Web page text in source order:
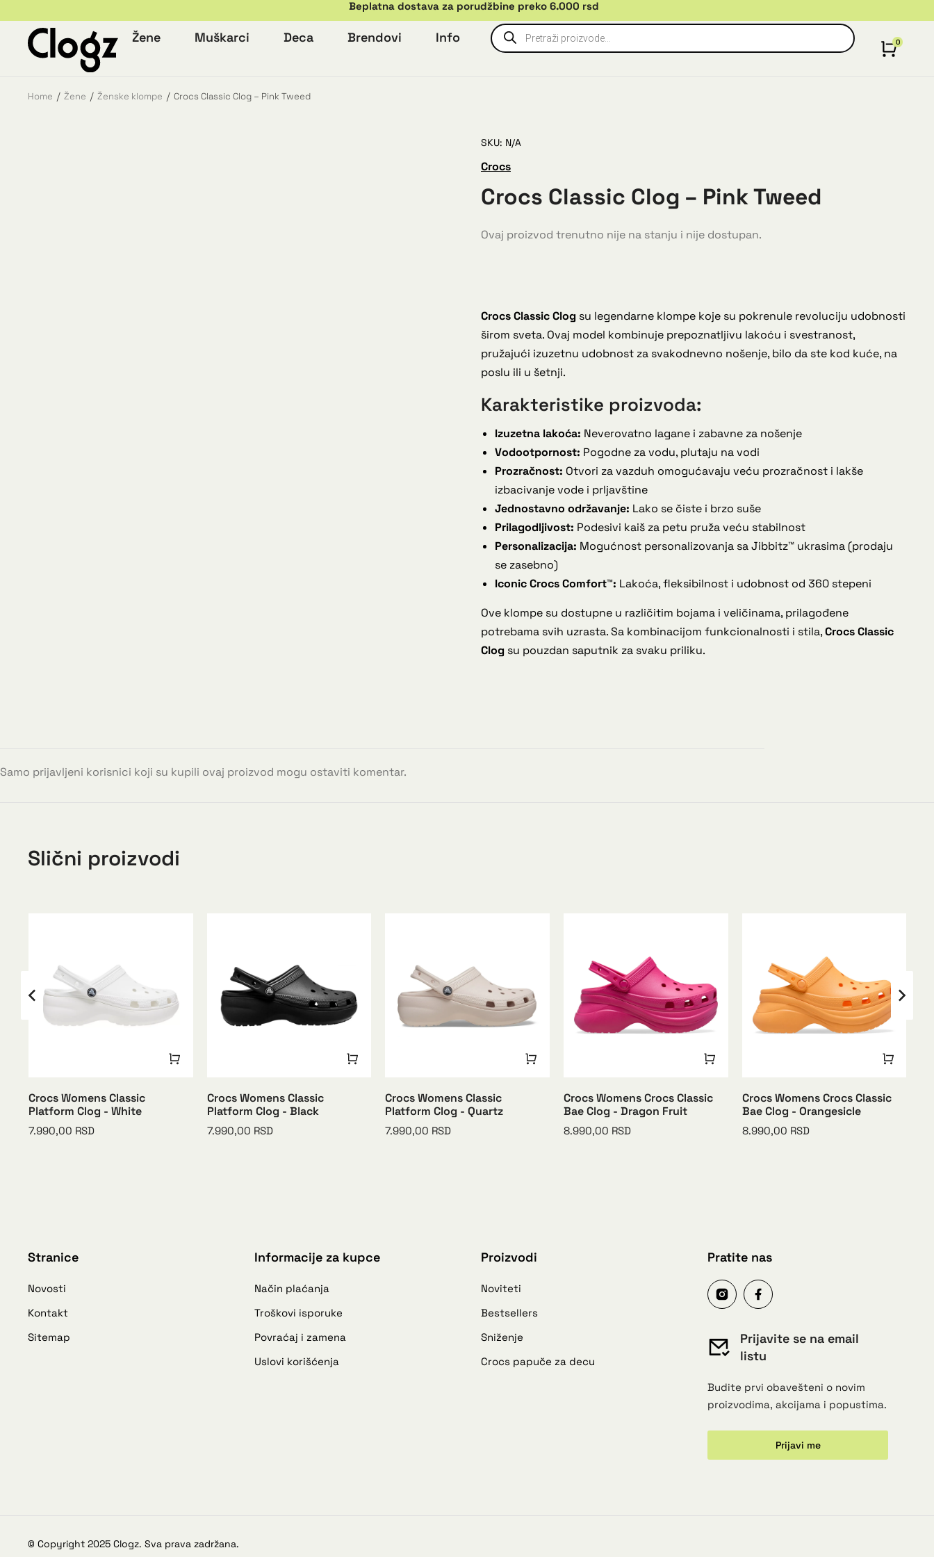
Beplatna dostava za porudžbine preko 6.000 rsd
Žene Muškarci Deca Brendovi Info
You are here:
Home Žene Ženske klompe Crocs Classic Clog – Pink Tweed
SKU: N/A
Crocs
Crocs Classic Clog – Pink Tweed
Ovaj proizvod trenutno nije na stanju i nije dostupan.
Crocs Classic Clog su legendarne klompe koje su pokrenule revoluciju udobnosti
širom sveta. Ovaj model kombinuje prepoznatljivu lakoću i svestranost,
pružajući izuzetnu udobnost za svakodnevno nošenje, bilo da ste kod kuće, na
poslu ili u šetnji.
Karakteristike proizvoda:
Izuzetna lakoća: Neverovatno lagane i zabavne za nošenje
Vodootpornost: Pogodne za vodu, plutaju na vodi
Prozračnost: Otvori za vazduh omogućavaju veću prozračnost i lakše
izbacivanje vode i prljavštine
Jednostavno održavanje: Lako se čiste i brzo suše
Prilagodljivost: Podesivi kaiš za petu pruža veću stabilnost
Personalizacija: Mogućnost personalizovanja sa Jibbitz™ ukrasima (prodaju
se zasebno)
Iconic Crocs Comfort™: Lakoća, fleksibilnost i udobnost od 360 stepeni
Ove klompe su dostupne u različitim bojama i veličinama, prilagođene
potrebama svih uzrasta. Sa kombinacijom funkcionalnosti i stila,Crocs Classic
Clog su pouzdan saputnik za svaku priliku.
Samo prijavljeni korisnici koji su kupili ovaj proizvod mogu ostaviti komentar.
Slični proizvodi
Crocs Womens Classic
Platform Clog - White
7.990,00 RSD
Crocs Womens Classic
Platform Clog - Black
7.990,00 RSD
Crocs Womens Classic
Platform Clog - Quartz
7.990,00 RSD
Crocs Womens Crocs Classic
Bae Clog - Dragon Fruit
8.990,00 RSD
Crocs Womens Crocs Classic
Bae Clog - Orangesicle
8.990,00 RSD
Stranice
Novosti
Kontakt
Sitemap
Informacije za kupce
Način plaćanja
Troškovi isporuke
Povraćaj i zamena
Uslovi korišćenja
Proizvodi
Noviteti
Bestsellers
Sniženje
Crocs papuče za decu
Pratite nas
Prijavite se na email
listu
Budite prvi obavešteni o novim
proizvodima, akcijama i popustima.
Prijavi me
© Copyright 2025 Clogz. Sva prava zadržana.